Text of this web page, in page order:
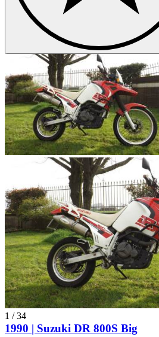
1 /34
1990 | Suzuki DR 800S Big